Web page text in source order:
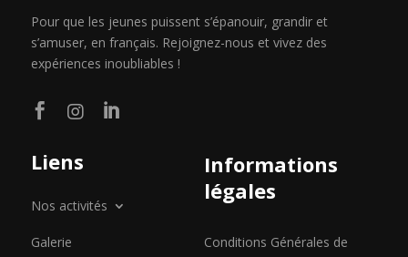
Pour que les jeunes puissent s’épanouir, grandir et
s’amuser, en français. Rejoignez-nous et vivez des
expériences inoubliables !
  
Liens
Nos activités
Galerie
Informations
légales
Conditions Générales de